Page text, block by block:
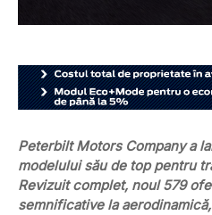
Peterbilt Motors Company a
modelului său de top pentru
Revizuit complet, noul 579
semnificative la